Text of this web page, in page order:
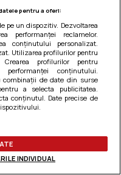
cookies
Politica de
pentru a oferi:
pe un dispozitiv. Dezvoltarea
performanței reclamelor.
conținutului personalizat.
Utilizarea profilurilor pentru
Crearea profilurilor pentru
performanței conținutului.
de date din surse
a selecta publicitatea.
conținutul. Date precise de
INDIVIDUAL